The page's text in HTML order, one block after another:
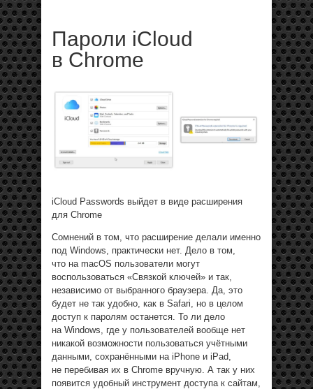
Пароли iCloud
в Chrome
iCloud Passwords выйдет в виде расширения
для Chrome
Сомнений в том, что расширение делали именно
под Windows, практически нет. Дело в том,
что на macOS пользователи могут
воспользоваться «Связкой ключей» и так,
независимо от выбранного браузера. Да, это
будет не так удобно, как в Safari, но в целом
доступ к паролям останется. То ли дело
на Windows, где у пользователей вообще нет
никакой возможности пользоваться учётными
данными, сохранёнными на iPhone и iPad,
не перебивая их в Chrome вручную. А так у них
появится удобный инструмент доступа к сайтам,